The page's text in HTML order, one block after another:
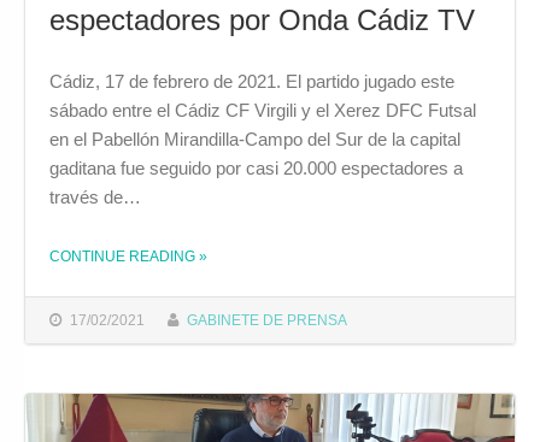
espectadores por Onda Cádiz TV
17/02/2021 GABINETE DE PRENSA
Cádiz, 17 de febrero de 2021. El partido jugado este
sábado entre el Cádiz CF Virgili y el Xerez DFC Futsal
en el Pabellón Mirandilla-Campo del Sur de la capital
gaditana fue seguido por casi 20.000 espectadores a
través de…
CONTINUE READING THE "EL CÁDIZ CF VIRGILI – XEREZ DFC FUTSAL FUE SEGUIDO POR CASI 20.000 ESPECTADORES POR ONDA CÁDIZ TV"
»